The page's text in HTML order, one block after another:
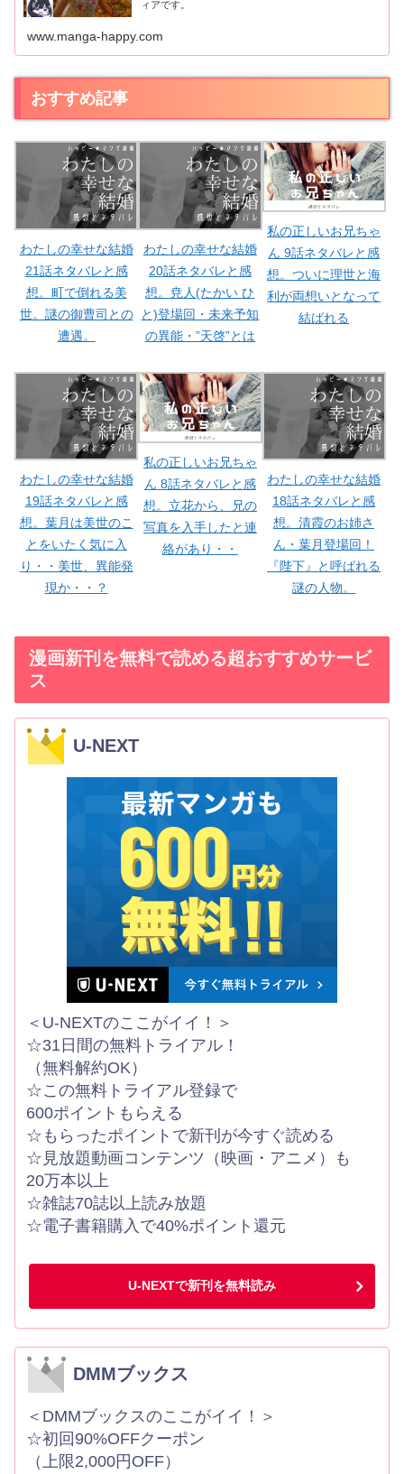
ィアです。
www.manga-happy.com
おすすめ記事
わたしの幸せな結婚
21話ネタバレと感
想。町で倒れる美
世。謎の御曹司との
遭遇。
わたしの幸せな結婚
20話ネタバレと感
想。尭人(たかい ひ
と)登場回・未来予知
の異能・”天啓”とは
私の正しいお兄ちゃ
ん 9話ネタバレと感
想。ついに理世と海
利が両想いとなって
結ばれる
わたしの幸せな結婚
19話ネタバレと感
想。葉月は美世のこ
とをいたく気に入
り・・美世、異能発
現か・・？
私の正しいお兄ちゃ
ん 8話ネタバレと感
想。立花から、兄の
写真を入手したと連
絡があり・・
わたしの幸せな結婚
18話ネタバレと感
想。清霞のお姉さ
ん・葉月登場回！
『陛下』と呼ばれる
謎の人物。
漫画新刊を無料で読める超おすすめサービ
ス
U-NEXT
＜U-NEXTのここがイイ！＞
☆31日間の無料トライアル！
（無料解約OK）
☆この無料トライアル登録で
600ポイントもらえる
☆もらったポイントで新刊が今すぐ読める
☆見放題動画コンテンツ（映画・アニメ）も
20万本以上
☆雑誌70誌以上読み放題
☆電子書籍購入で40%ポイント還元
U-NEXTで新刊を無料読み
DMMブックス
＜DMMブックスのここがイイ！＞
☆初回90%OFFクーポン
（上限2,000円OFF）